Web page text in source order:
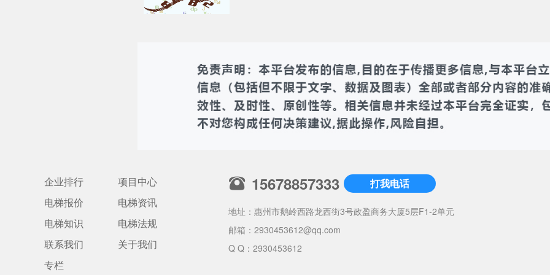
企业排行
项目中心
电梯报价
电梯资讯
电梯知识
电梯法规
联系我们
关于我们
专栏
15678857333 打我电话
地址：惠州市鹅岭西路龙西街3号政盈商务大厦5层F1-2单元
邮箱： 2930453612@qq.com
Q Q：2930453612